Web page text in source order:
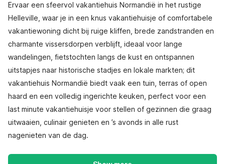
Ervaar een sfeervol vakantiehuis Normandië in het rustige
Helleville, waar je in een knus vakantiehuisje of comfortabele
vakantiewoning dicht bij ruige kliffen, brede zandstranden en
charmante vissersdorpen verblijft, ideaal voor lange
wandelingen, fietstochten langs de kust en ontspannen
uitstapjes naar historische stadjes en lokale markten; dit
vakantiehuis Normandië biedt vaak een tuin, terras of open
haard en een volledig ingerichte keuken, perfect voor een
last minute vakantiehuisje voor stellen of gezinnen die graag
uitwaaien, culinair genieten en ’s avonds in alle rust
nagenieten van de dag.